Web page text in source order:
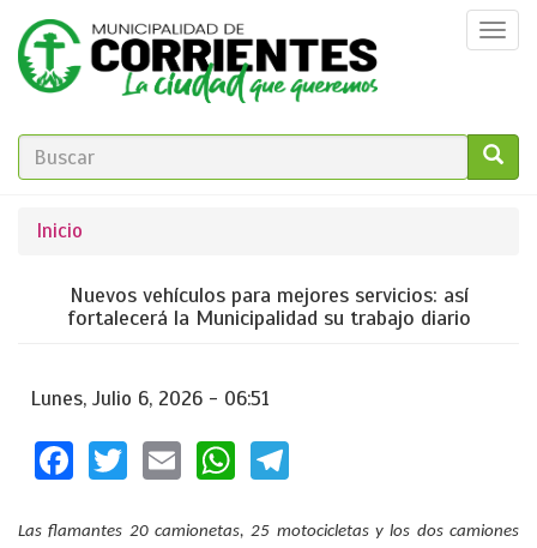
Pasar
contenido
principal
FORMULARIO
BÚSQUEDA
Se
encuentra
usted
Inicio
Nuevos vehículos para mejores servicios: así
fortalecerá la Municipalidad su trabajo diario
Lunes, Julio 6, 2026 - 06:51
Facebook
TwitterEmailWhatsApp
Las flamantes 20 camionetas, 25 motocicletas y los dos camiones